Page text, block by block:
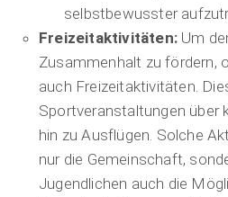
selbstbewusster
Freizeitaktivitäten: Um
Zusammenhalt zu fördern,
auch Freizeitaktivitäten.
Sportveranstaltungen über
hin zu Ausflügen. Solche
nur die Gemeinschaft,
Jugendlichen auch die